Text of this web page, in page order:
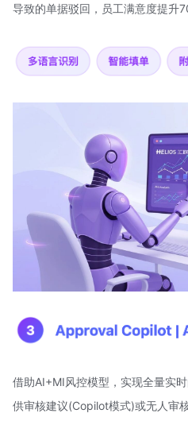
导致的单据驳回，员工满意度提升
借助AI+MI风控模型，实现全量实
供审核建议(Copilot模式)或无人审